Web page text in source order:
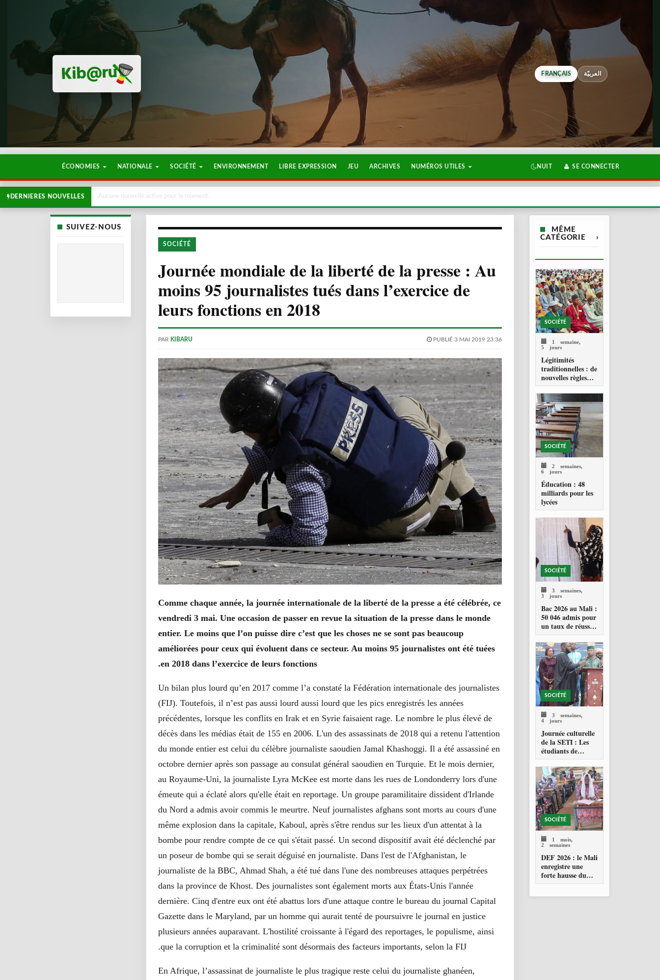
FRANÇAIS العربيّة
ÉCONOMIES NATIONALE SOCIÉTÉ ENVIRONNEMENT LIBRE EXPRESSION JEU ARCHIVES NUMÉROS UTILES NUIT SE CONNECTER
DERNIERES NOUVELLES Aucune nouvelle active pour le moment.
SUIVEZ-NOUS
SOCIÉTÉ
Journée mondiale de la liberté de la presse : Au
moins 95 journalistes tués dans l’exercice de
leurs fonctions en 2018
PAR KIBARU PUBLIÉ 3 MAI 2019 23:36
Comme chaque année, la journée internationale de la liberté de la presse a été célébrée, ce
vendredi 3 mai. Une occasion de passer en revue la situation de la presse dans le monde
entier. Le moins que l’on puisse dire c’est que les choses ne se sont pas beaucoup
améliorées pour ceux qui évoluent dans ce secteur. Au moins 95 journalistes ont été tuées
en 2018 dans l’exercice de leurs fonctions.
Un bilan plus lourd qu’en 2017 comme l’a constaté la Fédération internationale des journalistes
(FIJ). Toutefois, il n’est pas aussi lourd aussi lourd que les pics enregistrés les années
précédentes, lorsque les conflits en Irak et en Syrie faisaient rage. Le nombre le plus élevé de
décès dans les médias était de 155 en 2006. L'un des assassinats de 2018 qui a retenu l'attention
du monde entier est celui du célèbre journaliste saoudien Jamal Khashoggi. Il a été assassiné en
octobre dernier après son passage au consulat général saoudien en Turquie. Et le mois dernier,
au Royaume-Uni, la journaliste Lyra McKee est morte dans les rues de Londonderry lors d'une
émeute qui a éclaté alors qu'elle était en reportage. Un groupe paramilitaire dissident d'Irlande
du Nord a admis avoir commis le meurtre. Neuf journalistes afghans sont morts au cours d'une
même explosion dans la capitale, Kaboul, après s'être rendus sur les lieux d'un attentat à la
bombe pour rendre compte de ce qui s'était passé. Un second dispositif avait été déclenché par
un poseur de bombe qui se serait déguisé en journaliste. Dans l'est de l'Afghanistan, le
journaliste de la BBC, Ahmad Shah, a été tué dans l'une des nombreuses attaques perpétrées
dans la province de Khost. Des journalistes sont également morts aux États-Unis l'année
dernière. Cinq d'entre eux ont été abattus lors d'une attaque contre le bureau du journal Capital
Gazette dans le Maryland, par un homme qui aurait tenté de poursuivre le journal en justice
plusieurs années auparavant. L'hostilité croissante à l'égard des reportages, le populisme, ainsi
que la corruption et la criminalité sont désormais des facteurs importants, selon la FIJ.
En Afrique, l’assassinat de journaliste le plus tragique reste celui du journaliste ghanéen,
MÊME
CATÉGORIE
›
SOCIÉTÉ
1 semaine,
5 jours
Légitimités
traditionnelles : de
nouvelles règles
pour les chefferies
locales
SOCIÉTÉ
2 semaines,
6 jours
Éducation : 48
milliards pour les
lycées
SOCIÉTÉ
3 semaines,
3 jours
Bac 2026 au Mali :
50 046 admis pour
un taux de réussite
de 34,23 %
SOCIÉTÉ
3 semaines,
4 jours
Journée culturelle
de la SETI : Les
étudiants de
Technolab-ISTA
célèbrent les
valeurs culturelles
maliennes
SOCIÉTÉ
1 mois,
2 semaines
DEF 2026 : le Mali
enregistre une
forte hausse du
taux de réussite